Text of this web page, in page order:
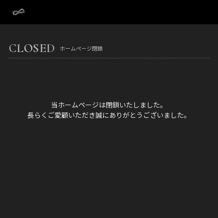
CLOSED ホームページ閉鎖
当ホームページは閉鎖いたしました。
長らくご愛顧いただき誠にありがとうございました。